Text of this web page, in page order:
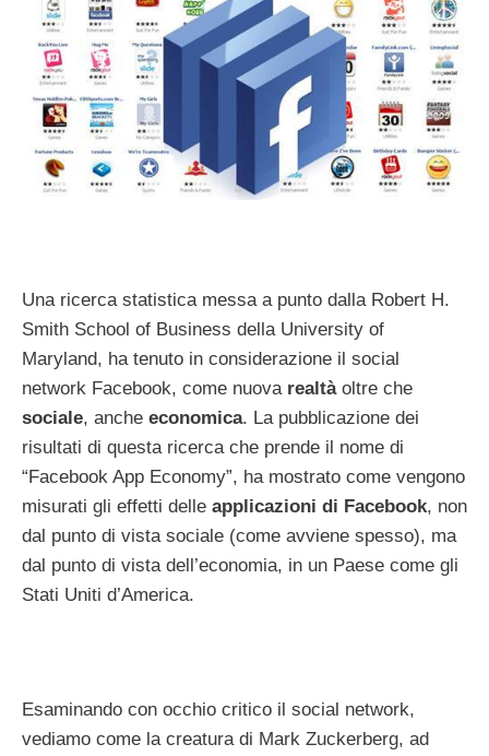
Una ricerca statistica messa a punto dalla Robert H.
Smith School of Business della University of
Maryland, ha tenuto in considerazione il social
network Facebook, come nuova realtàoltre che
sociale, anche economica. La pubblicazione dei
risultati di questa ricerca che prende il nome di
“Facebook App Economy”, ha mostrato come vengono
misurati gli effetti delle applicazioni di Facebook, non
dal punto di vista sociale (come avviene spesso), ma
dal punto di vista dell’economia, in un Paese come gli
Stati Uniti d’America.
Esaminando con occhio critico il social network,
vediamo come la creatura di Mark Zuckerberg, ad